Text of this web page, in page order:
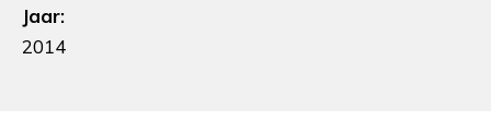
Jaar:
2014